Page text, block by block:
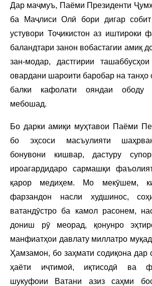
Дар маҷмуъ, Паёми Президенти
ба Маҷлиси Олӣ бори дигар
устувори Тоҷикистон аз иштироки
баландтари занон вобастагии амиқ
зан-модар, дастгирии
овардани шароити баробар на танҳо
балки кафолати ояндаи ободу
мебошад.
Бо дарки амиқи муҳтавои Паёми
бо эҳсоси масъулияти
бонувони кишвар, дастуру
ироагардидаро сармашқи
қарор медиҳем. Мо мекӯшем,
фарзандон насли худшинос,
ватандӯстро ба камол расонем,
дониш рӯ меорад, қонунро
манфиатҳои давлату миллатро
Ҳамзамон, бо заҳмати содиқона дар
ҳаёти иҷтимоӣ, иқтисодӣ ва
шукуфоии Ватани азиз саҳми